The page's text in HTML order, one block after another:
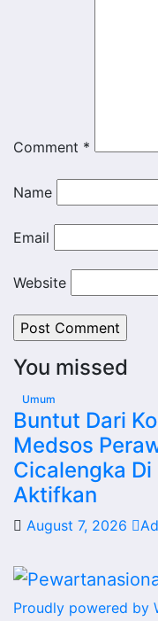
Comment *
Name
Email
Website
You missed
Umum
Buntut Dari
Medsos
Cicalengka Di
Aktifkan
August 7, 2026
Proudly powered by